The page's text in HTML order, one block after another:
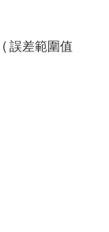
( 誤差範圍值